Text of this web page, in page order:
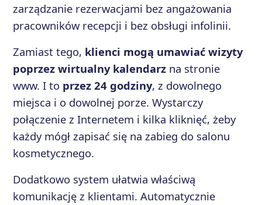
zarządzanie rezerwacjami bez angażowania
pracowników recepcji i bez obsługi infolinii.
Zamiast tego, klienci mogą umawiać wizyty
poprzez wirtualny kalendarz na stronie
www. I to przez 24 godziny, z dowolnego
miejsca i o dowolnej porze. Wystarczy
połączenie z Internetem i kilka kliknięć, żeby
każdy mógł zapisać się na zabieg do salonu
kosmetycznego.
Dodatkowo system ułatwia właściwą
komunikację z klientami. Automatycznie